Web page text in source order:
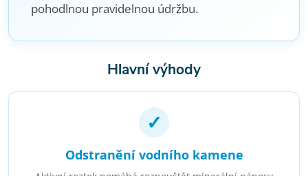
pohodlnou pravidelnou údržbu.
Hlavní výhody
✓
Odstranění vodního kamene